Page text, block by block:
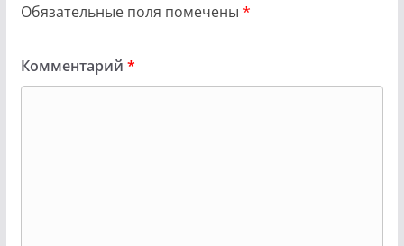
Обязательные поля помечены *
Комментарий *